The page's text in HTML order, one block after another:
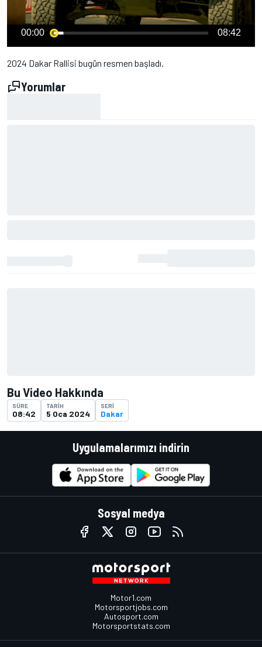
00:00 08:42
2024 Dakar Rallisi bugün resmen başladı.
Yorumlar
Bu Video Hakkında
SÜRE
08:42
TARIH
5 Oca 2024
SERI
Dakar
Uygulamalarımızı indirin
Sosyal medya
Motor1.com
Motorsportjobs.com
Autosport.com
Motorsportstats.com